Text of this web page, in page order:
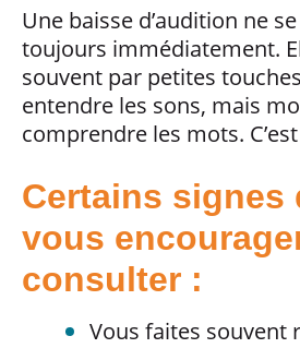
Une baisse d’audition ne
toujours immédiatement.
souvent par petites
entendre les sons, mais
comprendre les mots.
Certains signes
vous
consulter :
Vous faites souvent